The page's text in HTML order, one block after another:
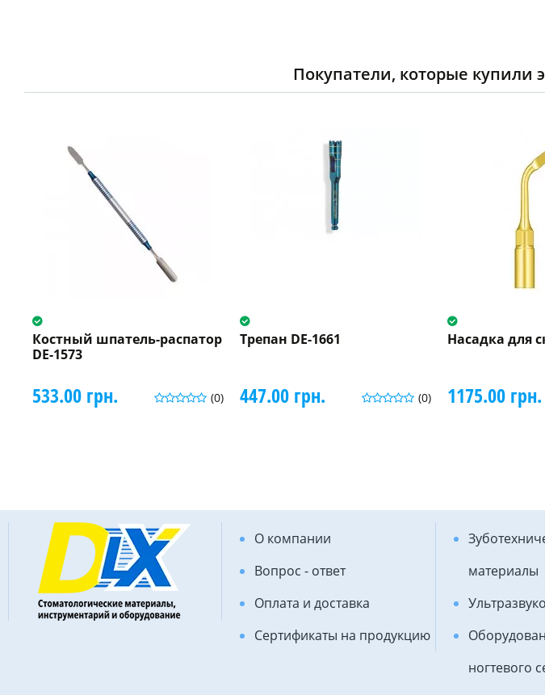
Покупатели, которые купили
Костный шпатель-распатор
DE-1573
(0)
533.00 грн.
Трепан DE-1661
(0)
447.00 грн.
Насадка для
1175.00 грн.
О компании
Вопрос - ответ
Оплата и доставка
Сертификаты на продукцию
материалы
ногтевого